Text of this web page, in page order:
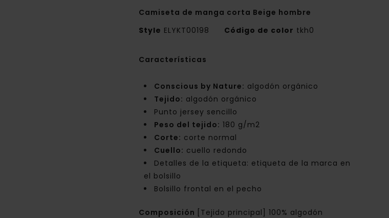
Camiseta de manga corta Beige hombre
Style ELYKT00198 Código de color tkh0
Características
Conscious by Nature: algodón orgánico
Tejido: algodón orgánico
Punto jersey sencillo
Peso del tejido: 180 g/m2
Corte: corte normal
Cuello: cuello redondo
Detalles de la etiqueta: etiqueta de la marca en
el bolsillo
Bolsillo frontal en el pecho
Composición [Tejido principal] 100% algodón